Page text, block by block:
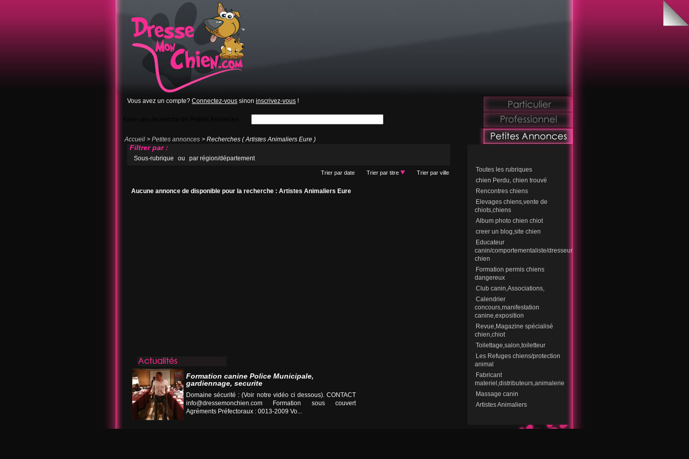
Toutes les rubriques
chien Perdu, chien trouvé
Rencontres chiens
Elevages chiens,vente de
chiots,chiens
Album photo chien chiot
creer un blog,site chien
Educateur
canin/comportementaliste/dresseur
chien
Formation permis chiens
dangereux
Club canin,Associations,
Calendrier
concours,manifestation
canine,exposition
Revue,Magazine spécialisé
chien,chiot
Toilettage,salon,toiletteur
Les Refuges chiens/protection
animal
Fabricant
materiel,distributeurs,animalerie
Massage canin
Artistes Animaliers
Vous avez un compte? Connectez-vous sinon inscrivez-vous !
Accueil > Petites annonces > Recherches ( Artistes Animaliers Eure )
Filtrer par :
Sous-rubrique ou par région/département
Trier par date Trier par titre Trier par ville
Aucune annonce de disponible pour la recherche : Artistes Animaliers Eure
Formation canine Police Municipale,
gardiennage, securite
Domaine sécurité : (Voir notre vidéo ci dessous). CONTACT
info@dressemonchien.com Formation sous couvert
Agréments Préfectoraux : 0013-2009 Vo...